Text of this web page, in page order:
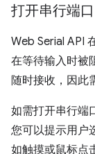
打开串行端口
Web Serial API
在等待输入时被
随时接收，因此
如需打开串行端
您可以提示用户
如触摸或鼠标点